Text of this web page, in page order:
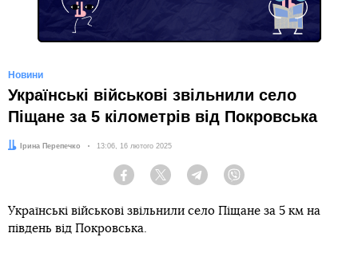
Новини
Українські військові звільнили село
Піщане за 5 кілометрів від Покровська
Автор:Ірина Перепечко Дата:
13:06, 16 лютого 2025
Facebook Twitter Telegram
Українські військові звільнили село Піщане за 5 км на
південь від Покровська.